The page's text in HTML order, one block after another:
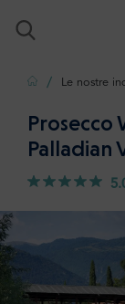
Casa Le nostre
Prosecco
Palladian